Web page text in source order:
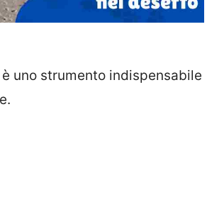
uno strumento indispensabile